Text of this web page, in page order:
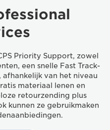
Priority Support, zowel
een snelle Fast Track-
van het niveau
materiaal lenen en
retourzending plus
kunnen ze gebruikmaken